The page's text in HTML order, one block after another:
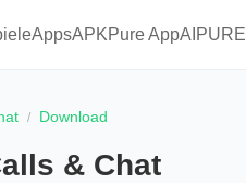
AppsAPKPure AppAIPURE
Download
& Chat